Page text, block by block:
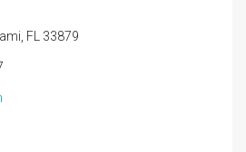
FL 33879